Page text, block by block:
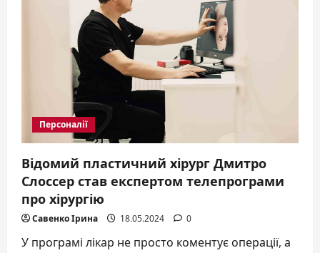
Персоналії
Відомий пластичний хірург Дмитро
Слоссер став експертом телепрограми
про хірургію
Савенко Ірина 18.05.2024 0
У програмі лікар не просто коментує операції, а